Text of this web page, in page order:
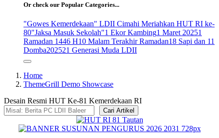
Or check our Popular Categories...
"Gowes Kemerdekaan" LDII Cimahi Meriahkan HUT RI ke-
80"Jaksa Masuk Sekolah"1 Ekor Kambing1 Maret 20251
Ramadan 1446 H10 Malam Terakhir Ramadan18 Sapi dan 11
Domba202521 Generasi Muda LDII
Home
ThemeGrill Demo Showcase
Desain Resmi HUT Ke-81 Kemerdekaan RI
Cari Artikel